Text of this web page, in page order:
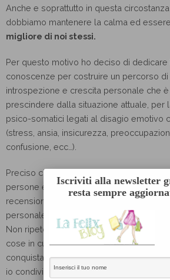
Anche e soprattutto in questa
dobbiamo mantenere la calma ed
migliore di noi stessi.
Per questo motivo ho deciso di
conoscenze per costruire un percorso di
introspezione e crescita personale che è
prescindere dalla situazione attuale, per
psico-somatici legati al disagio emotivo
(stress, ansia, insicurezza,
confusione, ecc…).
Preciso che i miei consigli sono il frutto
persone e clienti reali e paganti (potete
recensioni e testimonianze sul mio sito)
personale. Nulla di ciò che vi propongo
Non ripeto a pappagallo per sentito dire
cose in cui credo fermamente, che ho
conquistato in prima persona. Infatti a
io condivido esempi concreti, mi
Iscriviti alla newsletter
resta sempre